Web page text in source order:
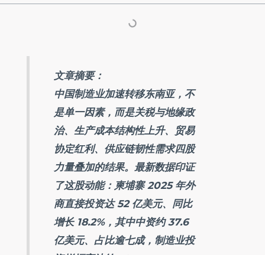
文章摘要：
中国制造业加速转移东南亚，不
是单一因素，而是关税与地缘政
治、生产成本结构性上升、贸易
协定红利、供应链韧性需求四股
力量叠加的结果。最新数据印证
了这股动能：柬埔寨 2025 年外
商直接投资达 52 亿美元、同比
增长 18.2%，其中中资约 37.6
亿美元、占比逾七成，制造业投